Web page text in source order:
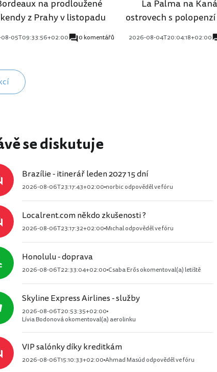
na prodloužené
z Prahy v listopadu
05T09:33:56+02:00 0 komentářů
La Palma na
ostrovech s
2026-08-04T20:04:18+02:00
se diskutuje
Brazílie - itinerář leden 2027 15 dní
2026-08-06T23:17:43+02:00 norbic odpověděl ve fóru
Localrent.com někdo zkušenosti ?
2026-08-06T23:17:32+02:00 Mıchal odpověděl ve fóru
Honolulu - doprava
2026-08-06T22:33:04+02:00 Csaba Erős okomentoval(a) letiště
Skyline Express Airlines - služby
2026-08-06T20:53:35+02:00
Lívia Bodonová okomentoval(a) aerolinku
VIP salónky díky kreditkám
2026-08-06T15:10:33+02:00 Ahmad Masúd odpověděl ve fóru